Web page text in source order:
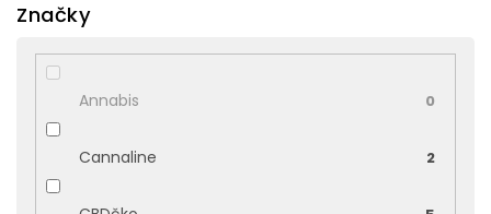
Značky
Annabis 0
Cannaline 2